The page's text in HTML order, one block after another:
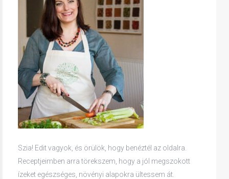
Szia! Edit vagyok, és örülök, hogy benéztél az oldalra.
Receptjeimben arra törekszem, hogy a jól megszokott
ízeket egészséges, növényi alapokra ültessem át.